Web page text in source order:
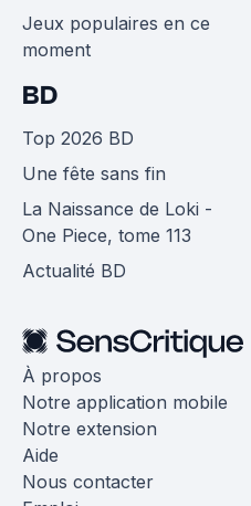
Jeux populaires en ce
moment
BD
Top 2026 BD
Une fête sans fin
La Naissance de Loki -
One Piece, tome 113
Actualité BD
À propos
Notre application mobile
Notre extension
Aide
Nous contacter